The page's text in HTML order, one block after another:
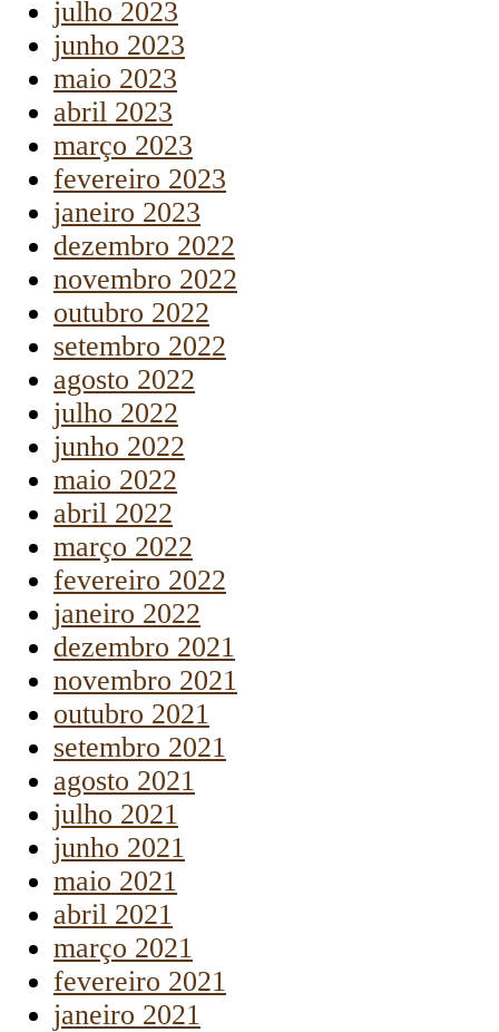
julho 2023
junho 2023
maio 2023
abril 2023
março 2023
fevereiro 2023
janeiro 2023
dezembro 2022
novembro 2022
outubro 2022
setembro 2022
agosto 2022
julho 2022
junho 2022
maio 2022
abril 2022
março 2022
fevereiro 2022
janeiro 2022
dezembro 2021
novembro 2021
outubro 2021
setembro 2021
agosto 2021
julho 2021
junho 2021
maio 2021
abril 2021
março 2021
fevereiro 2021
janeiro 2021